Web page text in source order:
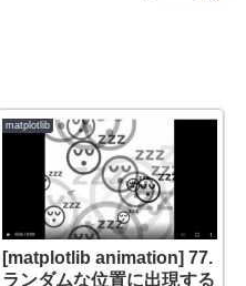
matplotlib
[matplotlib animation] 77.
ランダムな位置に出現する